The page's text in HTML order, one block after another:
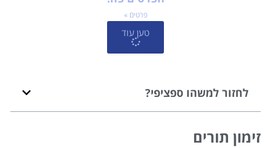
פרטים »
טען עוד
לחזור למשהו ספציפי?
זימון תורים